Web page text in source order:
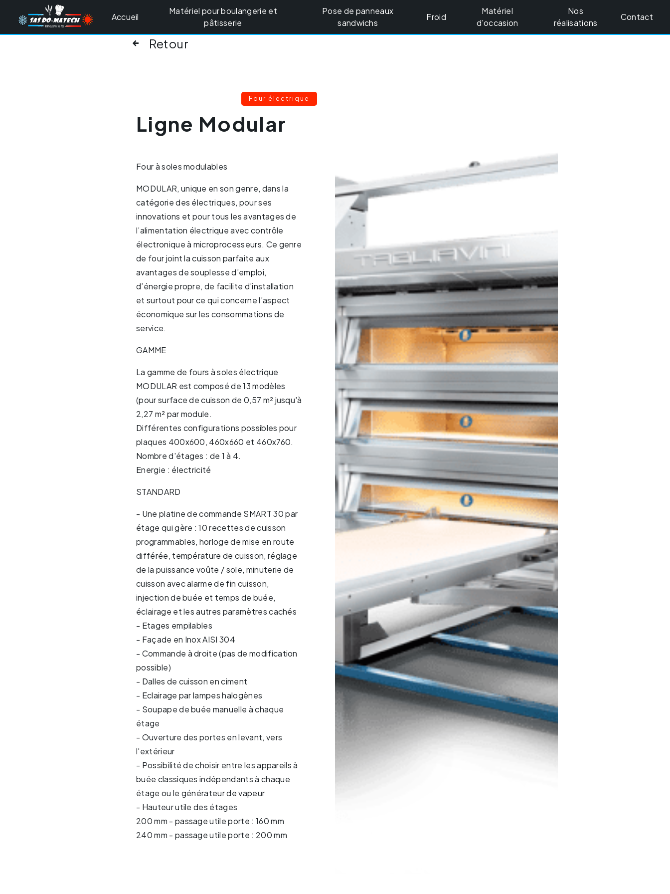
Accueil
Matériel pour boulangerie et
pâtisserie
Pose de panneaux
sandwichs
Froid
Matériel
d'occasion
Nos
réalisations
Contact
Ligne Modular
Four à soles modulables
MODULAR, unique en son genre, dans la
catégorie des électriques, pour ses
innovations et pour tous les avantages de
l’alimentation électrique avec contrôle
électronique à microprocesseurs. Ce genre
de four joint la cuisson parfaite aux
avantages de souplesse d’emploi,
d’énergie propre, de facilite d’installation
et surtout pour ce qui concerne l’aspect
économique sur les consommations de
service.
GAMME
La gamme de fours à soles électrique
MODULAR est composé de 13 modèles
(pour surface de cuisson de 0,57 m² jusqu'à
2,27 m² par module.
Différentes configurations possibles pour
plaques 400x600, 460x660 et 460x760.
Nombre d'étages : de 1 à 4.
Energie : électricité
STANDARD
- Une platine de commande SMART 30 par
étage qui gère : 10 recettes de cuisson
programmables, horloge de mise en route
différée, température de cuisson, réglage
de la puissance voûte / sole, minuterie de
cuisson avec alarme de fin cuisson,
injection de buée et temps de buée,
éclairage et les autres paramètres cachés
- Etages empilables
- Façade en Inox AISI 304
- Commande à droite (pas de modification
possible)
- Dalles de cuisson en ciment
- Eclairage par lampes halogènes
- Soupape de buée manuelle à chaque
étage
- Ouverture des portes en levant, vers
l'extérieur
- Possibilité de choisir entre les appareils à
buée classiques indépendants à chaque
étage ou le générateur de vapeur
- Hauteur utile des étages
200 mm - passage utile porte : 160 mm
240 mm - passage utile porte : 200 mm
Four électrique
Retour
Panneau de gestion des cookies